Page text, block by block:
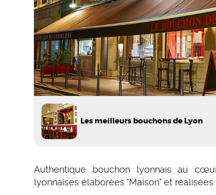
Les meilleurs bouchons de Lyon
Authentique bouchon lyonnais au
lyonnaises élaborées "Maison" et